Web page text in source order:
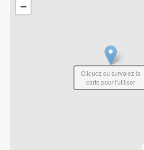
−
Cliquez ou survolez la
carte pour l'utiliser